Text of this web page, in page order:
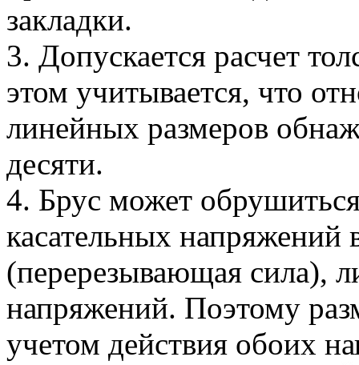
закладки.
3. Допускается расчет
этом учитывается, что
линейных размеров
десяти.
4. Брус может
касательных напряжений
(перерезывающая сила),
напряжений. Поэтому
учетом действия обоих